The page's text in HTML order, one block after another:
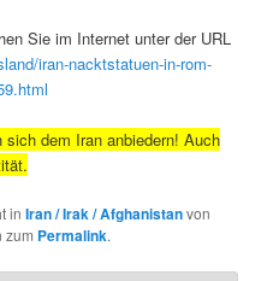
Sie im Internet unter der URL
iran-nacktstatuen-in-rom-
dem Iran anbiedern! Auch
inIran / Irak / Afghanistanvon
zum Permalink.